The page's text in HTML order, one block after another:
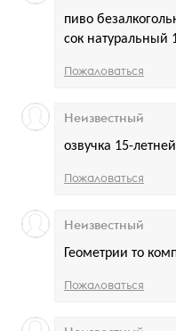
пиво
сок натуральный
Пожаловаться
озвучка 15-
Неизвестный
Пожаловаться
Геометрии то
Неизвестный
Пожаловаться